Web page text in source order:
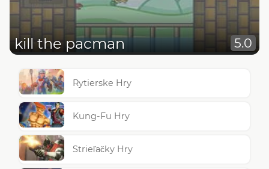
kill the pacman 5.0
Rytierske Hry
Kung-Fu Hry
Strieľačky Hry